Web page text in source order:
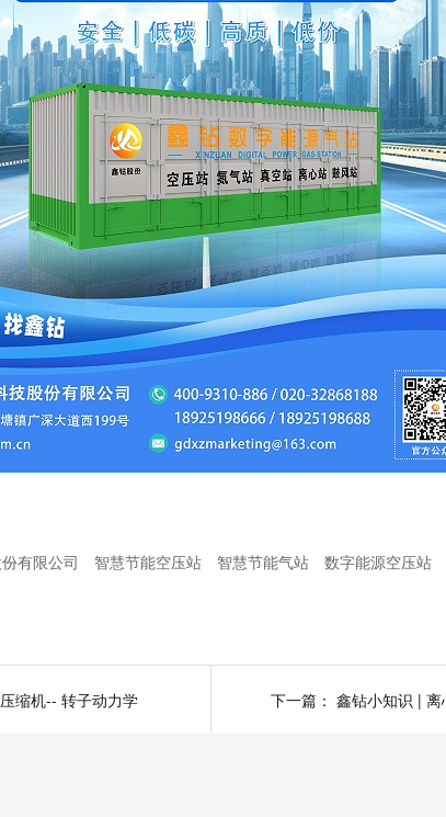
有限公司 智慧节能空压站 智慧节能气站 数字能源空压站
缩机-- 转子动力学 下一篇：